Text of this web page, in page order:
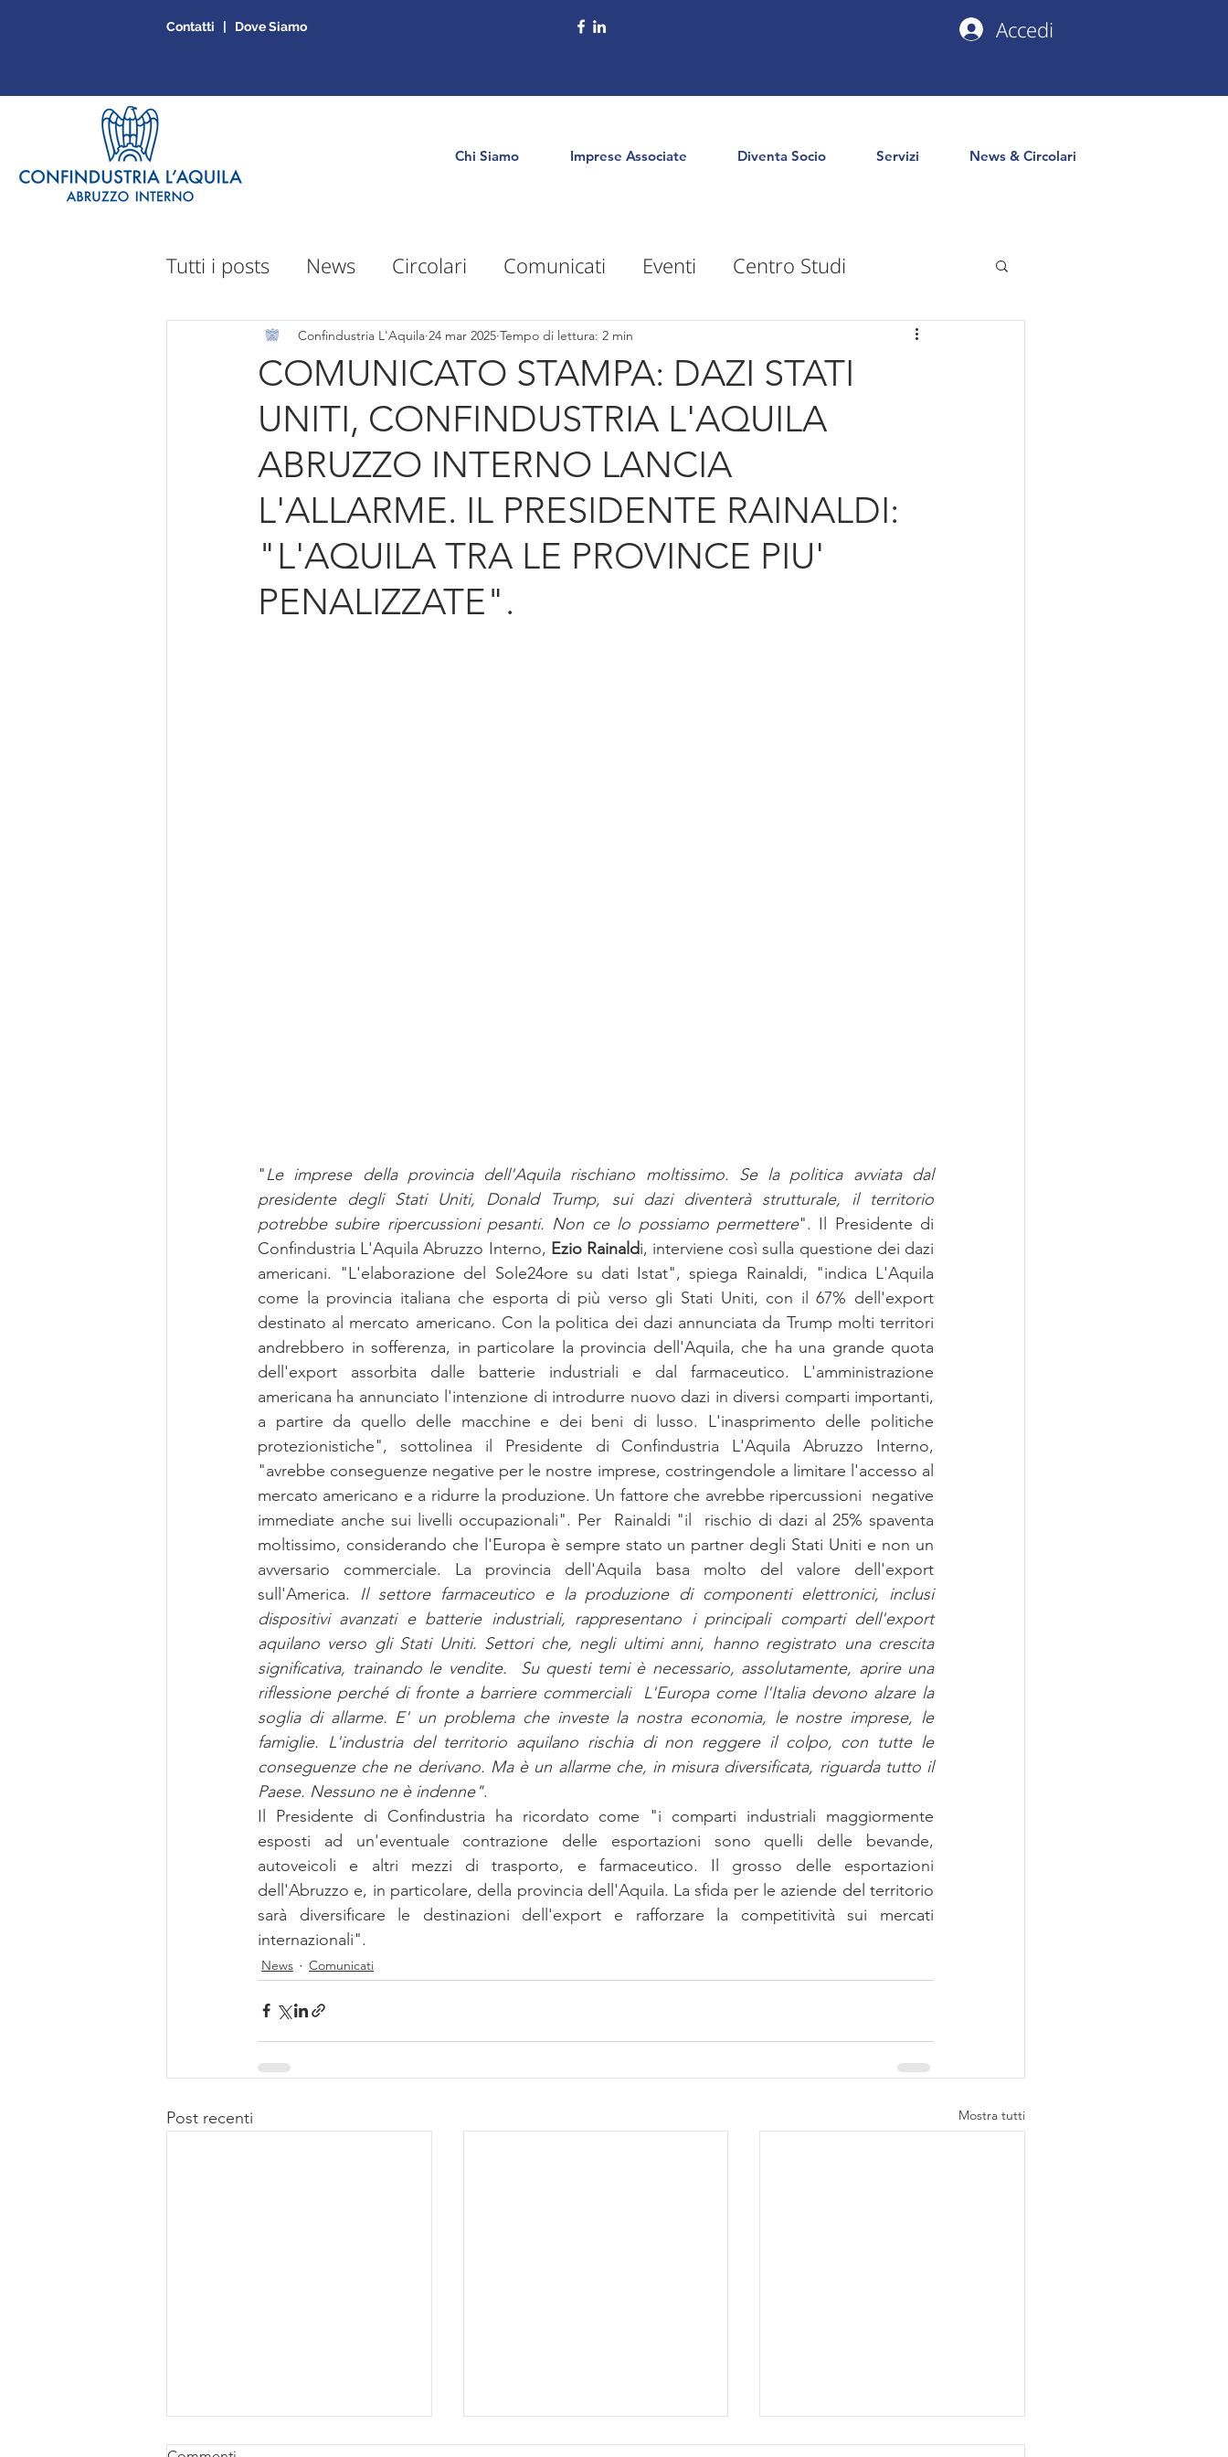
Contatti | Dove Siamo Accedi
Chi Siamo Imprese Associate Diventa Socio Servizi News & Circolari
Tutti i posts News Circolari Comunicati Eventi Centro Studi
Sportello Mepa Appuntamenti Territorio PNRR
Intelligenza Artificiale diritto d'impresa Sostenibilità Internazionalizzazione
COMUNICATO STAMPA: DAZI STATI
UNITI, CONFINDUSTRIA L'AQUILA
ABRUZZO INTERNO LANCIA
L'ALLARME. IL PRESIDENTE RAINALDI:
"L'AQUILA TRA LE PROVINCE PIU'
PENALIZZATE".
Confindustria L'Aquila 24 mar 2025 Tempo di lettura: 2 min
"Le imprese della provincia dell'Aquila rischiano moltissimo. Se la politica avviata dal
presidente degli Stati Uniti, Donald Trump, sui dazi diventerà strutturale, il territorio
potrebbe subire ripercussioni pesanti. Non ce lo possiamo permettere". Il Presidente di
Confindustria L'Aquila Abruzzo Interno, Ezio Rainaldi, interviene così sulla questione dei dazi
americani. "L'elaborazione del Sole24ore su dati Istat", spiega Rainaldi, "indica L'Aquila
come la provincia italiana che esporta di più verso gli Stati Uniti, con il 67% dell'export
destinato al mercato americano. Con la politica dei dazi annunciata da Trump molti territori
andrebbero in sofferenza, in particolare la provincia dell'Aquila, che ha una grande quota
dell'export assorbita dalle batterie industriali e dal farmaceutico. L'amministrazione
americana ha annunciato l'intenzione di introdurre nuovo dazi in diversi comparti importanti,
a partire da quello delle macchine e dei beni di lusso. L'inasprimento delle politiche
protezionistiche", sottolinea il Presidente di Confindustria L'Aquila Abruzzo Interno,
"avrebbe conseguenze negative per le nostre imprese, costringendole a limitare l'accesso al
mercato americano e a ridurre la produzione. Un fattore che avrebbe ripercussioni  negative
immediate anche sui livelli occupazionali". Per  Rainaldi "il  rischio di dazi al 25% spaventa
moltissimo, considerando che l'Europa è sempre stato un partner degli Stati Uniti e non un
avversario commerciale. La provincia dell'Aquila basa molto del valore dell'export
sull'America. Il settore farmaceutico e la produzione di componenti elettronici, inclusi
dispositivi avanzati e batterie industriali, rappresentano i principali comparti dell'export
aquilano verso gli Stati Uniti. Settori che, negli ultimi anni, hanno registrato una crescita
significativa, trainando le vendite.  Su questi temi è necessario, assolutamente, aprire una
riflessione perché di fronte a barriere commerciali  L'Europa come l'Italia devono alzare la
soglia di allarme. E' un problema che investe la nostra economia, le nostre imprese, le
famiglie. L'industria del territorio aquilano rischia di non reggere il colpo, con tutte le
conseguenze che ne derivano. Ma è un allarme che, in misura diversificata, riguarda tutto il
Paese. Nessuno ne è indenne".
Il Presidente di Confindustria ha ricordato come "i comparti industriali maggiormente
esposti ad un'eventuale contrazione delle esportazioni sono quelli delle bevande,
autoveicoli e altri mezzi di trasporto, e farmaceutico. Il grosso delle esportazioni
dell'Abruzzo e, in particolare, della provincia dell'Aquila. La sfida per le aziende del territorio
sarà diversificare le destinazioni dell'export e rafforzare la competitività sui mercati
internazionali".
News Comunicati
Post recenti Mostra tutti